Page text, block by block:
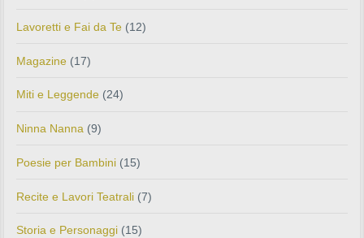
Lavoretti e Fai da Te (12)
Magazine (17)
Miti e Leggende (24)
Ninna Nanna (9)
Poesie per Bambini (15)
Recite e Lavori Teatrali (7)
Storia e Personaggi (15)